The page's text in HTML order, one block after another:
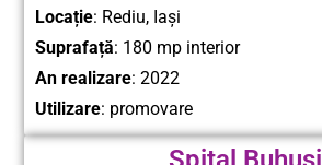
Locație: Rediu, Iași
Suprafață: 180 mp interior
An realizare: 2022
Utilizare: promovare